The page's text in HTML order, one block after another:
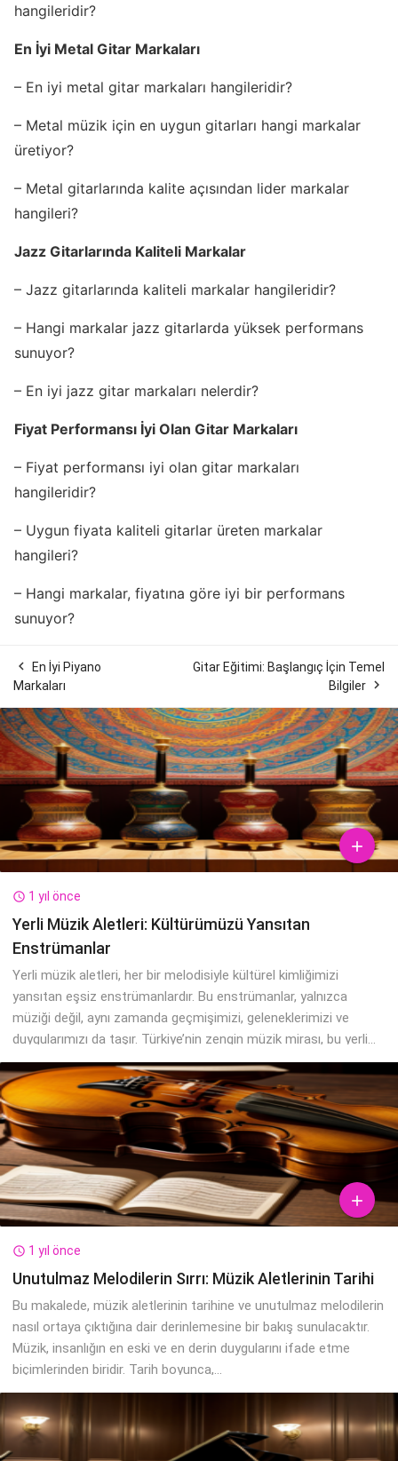
hangileridir?
En İyi Metal Gitar Markaları
– En iyi metal gitar markaları hangileridir?
– Metal müzik için en uygun gitarları hangi markalar
üretiyor?
– Metal gitarlarında kalite açısından lider markalar
hangileri?
Jazz Gitarlarında Kaliteli Markalar
– Jazz gitarlarında kaliteli markalar hangileridir?
– Hangi markalar jazz gitarlarda yüksek performans
sunuyor?
– En iyi jazz gitar markaları nelerdir?
Fiyat Performansı İyi Olan Gitar Markaları
– Fiyat performansı iyi olan gitar markaları
hangileridir?
– Uygun fiyata kaliteli gitarlar üreten markalar
hangileri?
– Hangi markalar, fiyatına göre iyi bir performans
sunuyor?

En İyi Piyano
Markaları
Gitar Eğitimi: Başlangıç İçin Temel
Bilgiler 

 1 yıl önce
Yerli Müzik Aletleri: Kültürümüzü Yansıtan
Enstrümanlar
Yerli müzik aletleri, her bir melodisiyle kültürel kimliğimizi
yansıtan eşsiz enstrümanlardır. Bu enstrümanlar, yalnızca
müziği değil, aynı zamanda geçmişimizi, geleneklerimizi ve
duygularımızı da taşır. Türkiye’nin zengin müzik mirası, bu yerli...

 1 yıl önce
Unutulmaz Melodilerin Sırrı: Müzik Aletlerinin Tarihi
Bu makalede, müzik aletlerinin tarihine ve unutulmaz melodilerin
nasıl ortaya çıktığına dair derinlemesine bir bakış sunulacaktır.
Müzik, insanlığın en eski ve en derin duygularını ifade etme
biçimlerinden biridir. Tarih boyunca,...